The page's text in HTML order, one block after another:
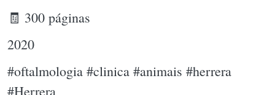
🧾 300 páginas
2020
#oftalmologia #clinica #animais #herrera
#Herrera